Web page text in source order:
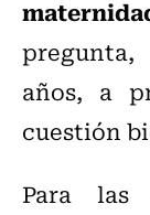
años, a
cuestión
Para las